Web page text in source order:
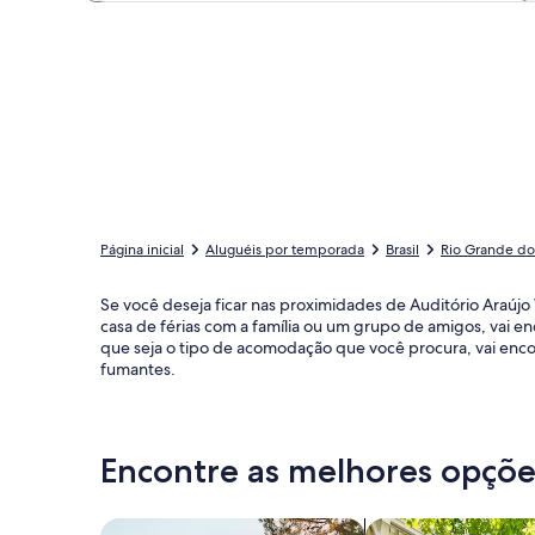
Página inicial Aluguéis por temporada Brasil Rio Grande do
Se você deseja ficar nas proximidades de Auditório
casa de férias com a família ou um grupo de amigos, vai
que seja o tipo de acomodação que você procura, vai
fumantes.
Encontre as melhores
Busque casas Busque